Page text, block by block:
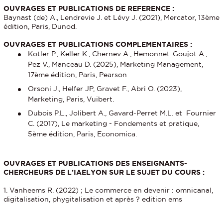
OUVRAGES ET PUBLICATIONS DE REFERENCE :
Baynast (de) A., Lendrevie J. et Lévy J. (2021), Mercator, 13ème
édition, Paris, Dunod.
OUVRAGES ET PUBLICATIONS COMPLEMENTAIRES :
Kotler P., Keller K., Chernev A., Hemonnet-Goujot A.,
Pez V., Manceau D. (2025), Marketing Management,
17ème édition, Paris, Pearson
Orsoni J., Helfer JP, Gravet F., Abri O. (2023),
Marketing, Paris, Vuibert.
Dubois P.L., Jolibert A., Gavard-Perret M.L. et Fournier
C. (2017), Le marketing - Fondements et pratique,
5ème édition, Paris, Economica.
OUVRAGES ET PUBLICATIONS DES ENSEIGNANTS-
CHERCHEURS DE L’IAELYON SUR LE SUJET DU COURS :
1. Vanheems R. (2022) ; Le commerce en devenir : omnicanal,
digitalisation, phygitalisation et après ? edition ems